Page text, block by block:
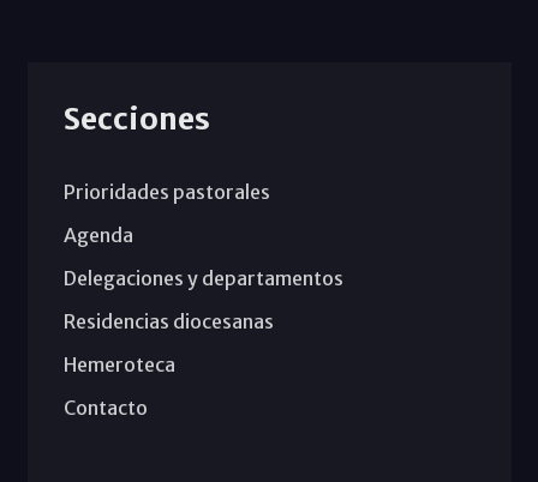
Secciones
Prioridades pastorales
Agenda
Delegaciones y departamentos
Residencias diocesanas
Hemeroteca
Contacto